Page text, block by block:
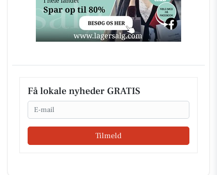
Få lokale nyheder GRATIS
Email
Tilmeld